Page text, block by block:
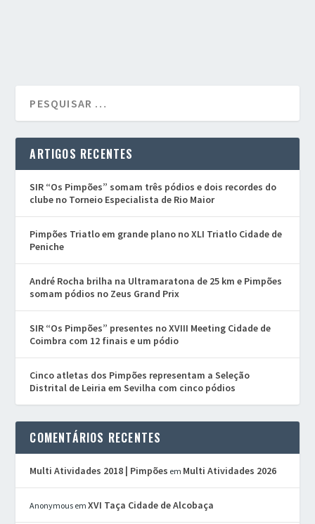
ARTIGOS RECENTES
SIR “Os Pimpões” somam três pódios e dois recordes do
clube no Torneio Especialista de Rio Maior
Pimpões Triatlo em grande plano no XLI Triatlo Cidade de
Peniche
André Rocha brilha na Ultramaratona de 25 km e Pimpões
somam pódios no Zeus Grand Prix
SIR “Os Pimpões” presentes no XVIII Meeting Cidade de
Coimbra com 12 finais e um pódio
Cinco atletas dos Pimpões representam a Seleção
Distrital de Leiria em Sevilha com cinco pódios
COMENTÁRIOS RECENTES
Multi Atividades 2018 | Pimpões em Multi Atividades 2026
Anonymous emXVI Taça Cidade de Alcobaça